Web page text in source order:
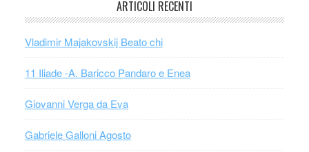
ARTICOLI RECENTI
Vladimir Majakovskij Beato chi
11 Iliade -A. Baricco Pandaro e Enea
Giovanni Verga da Eva
Gabriele Galloni Agosto